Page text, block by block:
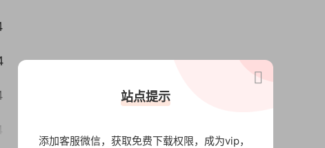
站点提示
添加客服微信，获取免费下载权限，成为vip，